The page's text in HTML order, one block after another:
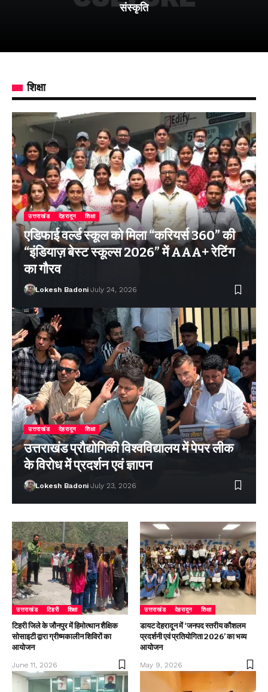
संस्कृति
शिक्षा
उत्तराखंड देहरादून शिक्षा
एडिफाई वर्ल्ड स्कूल को मिला “करियर्स 360” की
“इंडियाज़ बेस्ट स्कूल्स 2026” में AAA+ रेटिंग
का गौरव
Lokesh Badoni July 24, 2026
उत्तराखंड देहरादून शिक्षा
उत्तराखंड प्रौद्योगिकी विश्वविद्यालय में पेपर लीक
के विरोध में प्रदर्शन एवं ज्ञापन
Lokesh Badoni July 23, 2026
उत्तराखंड टिहरी शिक्षा
टिहरी जिले के जौनपुर में हिमोत्थान शैक्षिक
सोसाइटी द्वारा ग्रीष्मकालीन शिविरों का
आयोजन
June 11, 2026
उत्तराखंड देहरादून शिक्षा
डायट देहरादून में ‘जनपद स्तरीय कौशलम
प्रदर्शनी एवं प्रतियोगिता 2026’ का भव्य
आयोजन
May 9, 2026